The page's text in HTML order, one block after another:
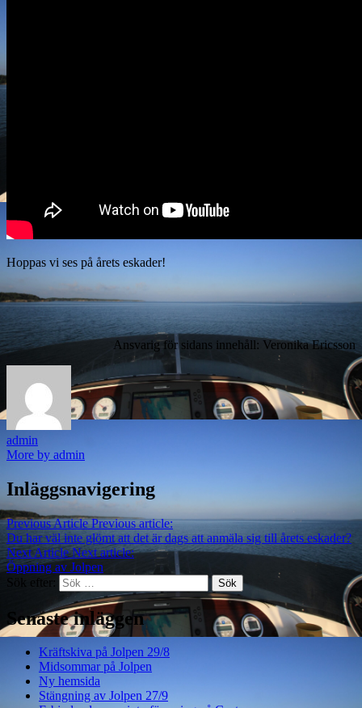
Hoppas vi ses på årets eskader!
Ansvarig för sidans innehåll: Veronika Ericsson
admin
More by admin
Inläggsnavigering
Previous Article Previous article:
Du har väl inte glömt att det är dags att anmäla sig till årets eskader?
Next Article Next article:
Öppning av Jolpen
Sök efter:
Senaste inläggen
Kräftskiva på Jolpen 29/8
Midsommar på Jolpen
Ny hemsida
Stängning av Jolpen 27/9